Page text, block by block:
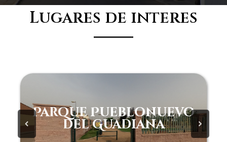
Lugares de interes
Parque Pueblonuevo
del Guadiana